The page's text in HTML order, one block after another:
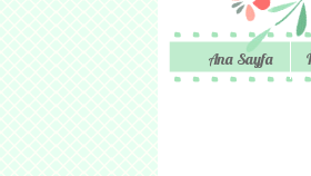
Ana Sayfa